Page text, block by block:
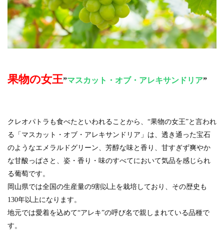
果物の女王”マスカット・オブ・アレキサンドリア”
クレオパトラも食べたといわれることから、“果物の女王”と言われ
る「マスカット・オブ・アレキサンドリア」は、透き通った宝石
のようなエメラルドグリーン、芳醇な味と香り、甘すぎず爽やか
な甘酸っぱさと、姿・香り・味のすべてにおいて気品を感じられ
る葡萄です。
岡山県では全国の生産量の9割以上を栽培しており、その歴史も
130年以上になります。
地元では愛着を込めて“アレキ”の呼び名で親しまれている品種で
す。